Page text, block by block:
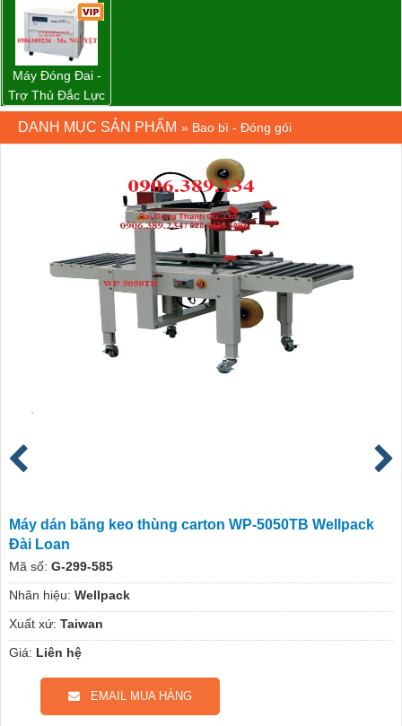
Đài Loan
Máy Đóng Đai -
Trợ Thủ Đắc Lực
Cho Mọi Doanh
Nghiệp Trong
DANH MỤC SẢN PHẨM » Bao bì - Đóng gói
Máy dán băng keo thùng carton WP-5050TB Wellpack
Đài Loan
Mã số: G-299-585
Nhãn hiệu: Wellpack
Xuất xứ: Taiwan
Giá: Liên hệ
EMAIL MUA HÀNG